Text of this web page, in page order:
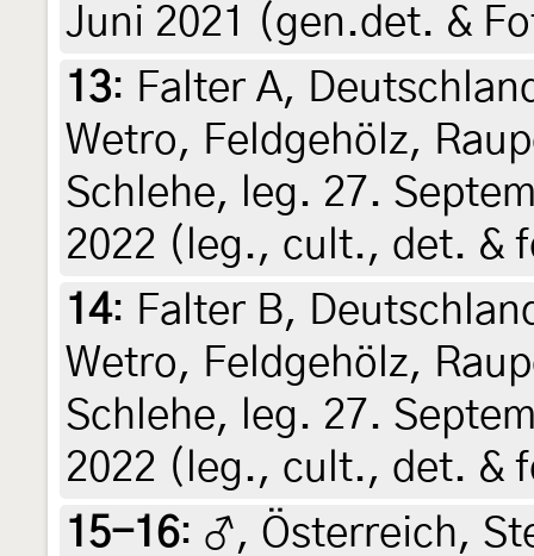
Juni 2021 (gen.det. &
13: Falter A,
Wetro, Feldgehölz,
Schlehe, leg. 27.
2022 (leg., cult., det. &
14: Falter B,
Wetro, Feldgehölz,
Schlehe, leg. 27.
2022 (leg., cult., det. &
15-16: ♂, Österreich,